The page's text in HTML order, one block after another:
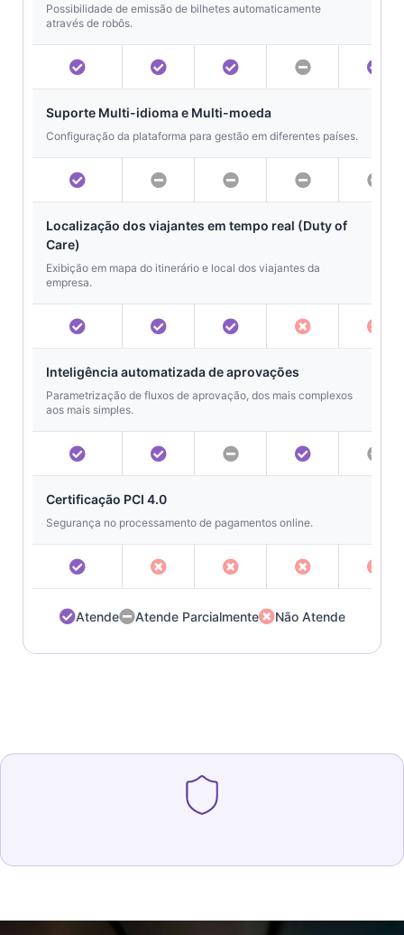
Possibilidade de emissão de bilhetes automaticamente
através de robôs.
Suporte Multi-idioma e Multi-moeda
Configuração da plataforma para gestão em diferentes países.
Localização dos viajantes em tempo real (Duty of
Care)
Exibição em mapa do itinerário e local dos viajantes da
empresa.
Inteligência automatizada de aprovações
Parametrização de fluxos de aprovação, dos mais complexos
aos mais simples.
Certificação PCI 4.0
Segurança no processamento de pagamentos online.
Atende Atende Parcialmente Não Atende